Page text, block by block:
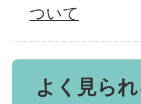
ついて
よく見ら